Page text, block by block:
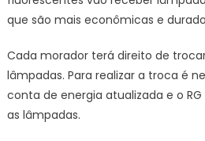
que são mais econômicas e
Cada morador terá direito de
lâmpadas. Para realizar a troca é
conta de energia atualizada e o
as lâmpadas.